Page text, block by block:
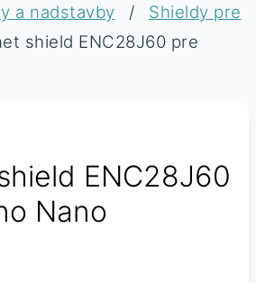
a nadstavby /
Shieldy pre
shield ENC28J60 pre
ENC28J60
Nano